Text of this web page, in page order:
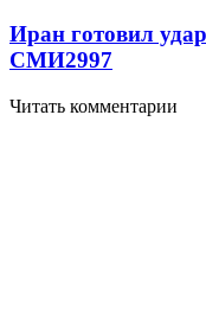
Иран готовил
СМИ2997
Читать комментарии